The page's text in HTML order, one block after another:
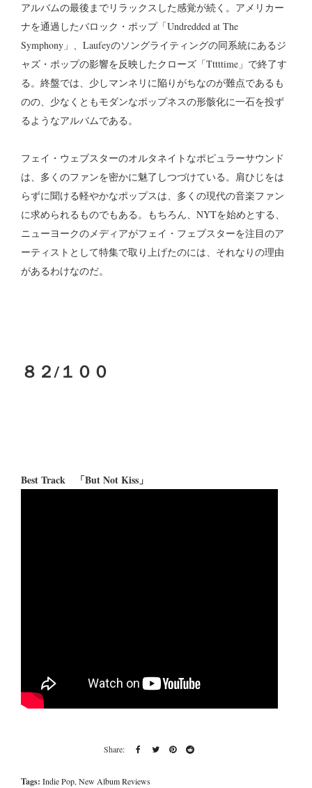
アルバムの最後までリラックスした感覚が続く。アメリカー
ナを通過したバロック・ポップ「Undredded at The
Symphony」、Laufeyのソングライティングの同系統にあるジ
ャズ・ポップの影響を反映したクローズ「Tttttime」で終了す
る。終盤では、少しマンネリに陥りがちなのが難点であるも
のの、少なくともモダンなポップネスの形骸化に一石を投ず
るようなアルバムである。
フェイ・ウェブスターのオルタネイトなポピュラーサウンド
は、多くのファンを密かに魅了しつづけている。肩ひじをは
らずに聞ける軽やかなポップスは、多くの現代の音楽ファン
に求められるものでもある。もちろん、NYTを始めとする、
ニューヨークのメディアがフェイ・フェブスターを注目のア
ーティストとして特集で取り上げたのには、それなりの理由
があるわけなのだ。
８２/１００
Best Track 「But Not Kiss」
Tags: Indie Pop,New Album Reviews